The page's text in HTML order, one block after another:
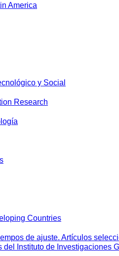
America
y Social
Research
Countries
de ajuste. Artículos
del Instituto de Investigaciones